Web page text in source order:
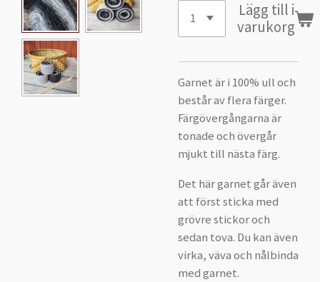
Lägg till i
varukorg
Garnet är i 100% ull och
består av flera färger.
Färgövergångarna är
tonade och övergår
mjukt till nästa färg.
Det här garnet går även
att först sticka med
grövre stickor och
sedan tova. Du kan även
virka, väva och nålbinda
med garnet.